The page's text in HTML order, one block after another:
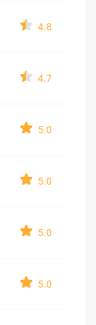
4.8
4.7
5.0
5.0
5.0
5.0